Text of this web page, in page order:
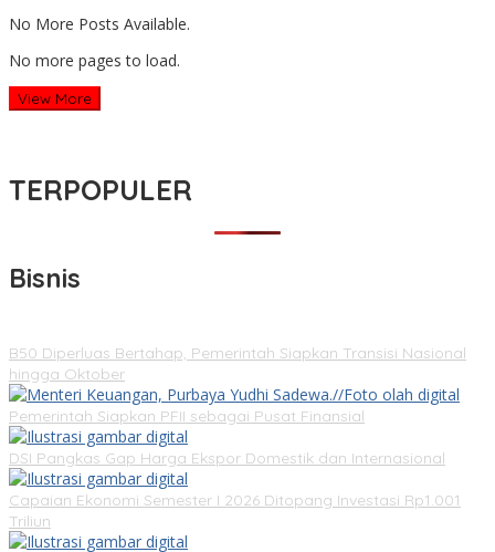
No More Posts Available.
No more pages to load.
View More
TERPOPULER
Bisnis
B50 Diperluas Bertahap, Pemerintah Siapkan Transisi Nasional
hingga Oktober
Pemerintah Siapkan PFII sebagai Pusat Finansial
DSI Pangkas Gap Harga Ekspor Domestik dan Internasional
Capaian Ekonomi Semester I 2026 Ditopang Investasi Rp1.001
Triliun